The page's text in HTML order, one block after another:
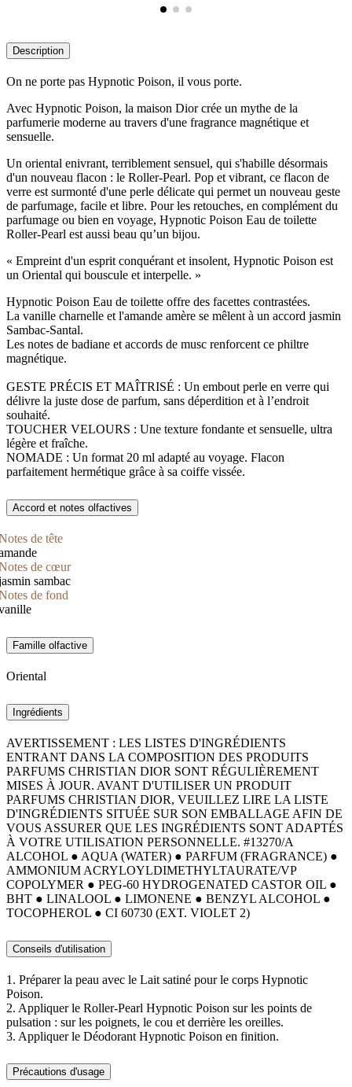
Description
On ne porte pas Hypnotic Poison, il vous porte.
Avec Hypnotic Poison, la maison Dior crée un mythe de la
parfumerie moderne au travers d'une fragrance magnétique et
sensuelle.
Un oriental enivrant, terriblement sensuel, qui s'habille désormais
d'un nouveau flacon : le Roller-Pearl. Pop et vibrant, ce flacon de
verre est surmonté d'une perle délicate qui permet un nouveau geste
de parfumage, facile et libre. Pour les retouches, en complément du
parfumage ou bien en voyage, Hypnotic Poison Eau de toilette
Roller-Pearl est aussi beau qu’un bijou.
« Empreint d'un esprit conquérant et insolent, Hypnotic Poison est
un Oriental qui bouscule et interpelle. »
Hypnotic Poison Eau de toilette offre des facettes contrastées.
La vanille charnelle et l'amande amère se mêlent à un accord jasmin
Sambac-Santal.
Les notes de badiane et accords de musc renforcent ce philtre
magnétique.
GESTE PRÉCIS ET MAÎTRISÉ : Un embout perle en verre qui
délivre la juste dose de parfum, sans déperdition et à l’endroit
souhaité.
TOUCHER VELOURS : Une texture fondante et sensuelle, ultra
légère et fraîche.
NOMADE : Un format 20 ml adapté au voyage. Flacon
parfaitement hermétique grâce à sa coiffe vissée.
Accord et notes olfactives
de tête
de cœur
sambac
de fond
Famille olfactive
Oriental
Ingrédients
AVERTISSEMENT : LES LISTES D'INGRÉDIENTS
ENTRANT DANS LA COMPOSITION DES PRODUITS
PARFUMS CHRISTIAN DIOR SONT RÉGULIÈREMENT
MISES À JOUR. AVANT D'UTILISER UN PRODUIT
PARFUMS CHRISTIAN DIOR, VEUILLEZ LIRE LA LISTE
D'INGRÉDIENTS SITUÉE SUR SON EMBALLAGE AFIN DE
VOUS ASSURER QUE LES INGRÉDIENTS SONT ADAPTÉS
À VOTRE UTILISATION PERSONNELLE. #13270/A
ALCOHOL ● AQUA (WATER) ● PARFUM (FRAGRANCE) ●
AMMONIUM ACRYLOYLDIMETHYLTAURATE/VP
COPOLYMER ● PEG-60 HYDROGENATED CASTOR OIL ●
BHT ● LINALOOL ● LIMONENE ● BENZYL ALCOHOL ●
TOCOPHEROL ● CI 60730 (EXT. VIOLET 2)
Conseils d'utilisation
1. Préparer la peau avec le Lait satiné pour le corps Hypnotic
Poison.
2. Appliquer le Roller-Pearl Hypnotic Poison sur les points de
pulsation : sur les poignets, le cou et derrière les oreilles.
3. Appliquer le Déodorant Hypnotic Poison en finition.
Précautions d'usage